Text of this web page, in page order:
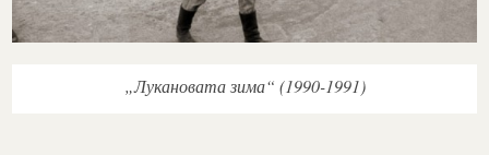
„Лукановата зима“ (1990-1991)